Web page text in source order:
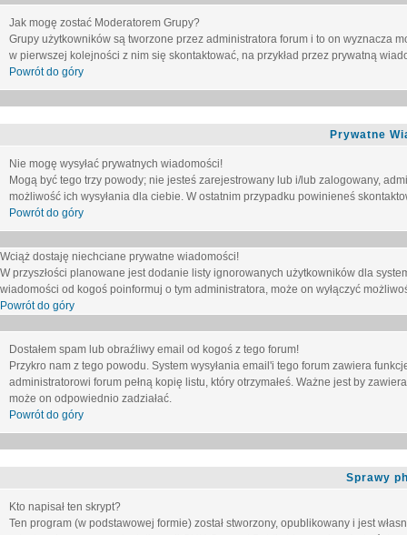
Jak mogę zostać Moderatorem Grupy?
Grupy użytkowników są tworzone przez administratora forum i to on wyznacza
w pierwszej kolejności z nim się skontaktować, na przykład przez prywatną
Powrót do góry
Prywatne
Nie mogę wysyłać prywatnych wiadomości!
Mogą być tego trzy powody; nie jesteś zarejestrowany lub i/lub zalogowany,
możliwość ich wysyłania dla ciebie. W ostatnim przypadku powinieneś
Powrót do góry
Wciąż dostaję niechciane prywatne wiadomości!
W przyszłości planowane jest dodanie listy ignorowanych użytkowników dla
wiadomości od kogoś poinformuj o tym administratora, może on wyłączyć
Powrót do góry
Dostałem spam lub obraźliwy email od kogoś z tego forum!
Przykro nam z tego powodu. System wysyłania email'i tego forum zawiera
administratorowi forum pełną kopię listu, który otrzymałeś. Ważne jest by
może on odpowiednio zadziałać.
Powrót do góry
Sprawy
Kto napisał ten skrypt?
Ten program (w podstawowej formie) został stworzony, opublikowany i jest